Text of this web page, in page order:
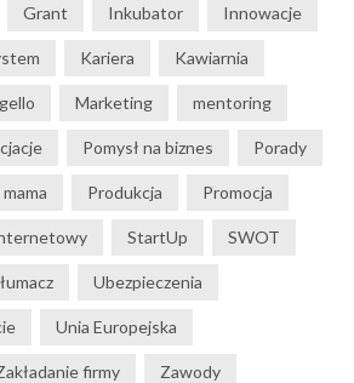
Grant Inkubator Innowacje
Kariera Kawiarnia
Marketing mentoring
Pomysł na biznes Porady
Produkcja Promocja
StartUp SWOT
Ubezpieczenia
Unia Europejska
firmy Zawody